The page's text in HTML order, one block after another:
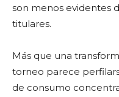
son menos evidentes
titulares.
Más que una
torneo parece
de consumo